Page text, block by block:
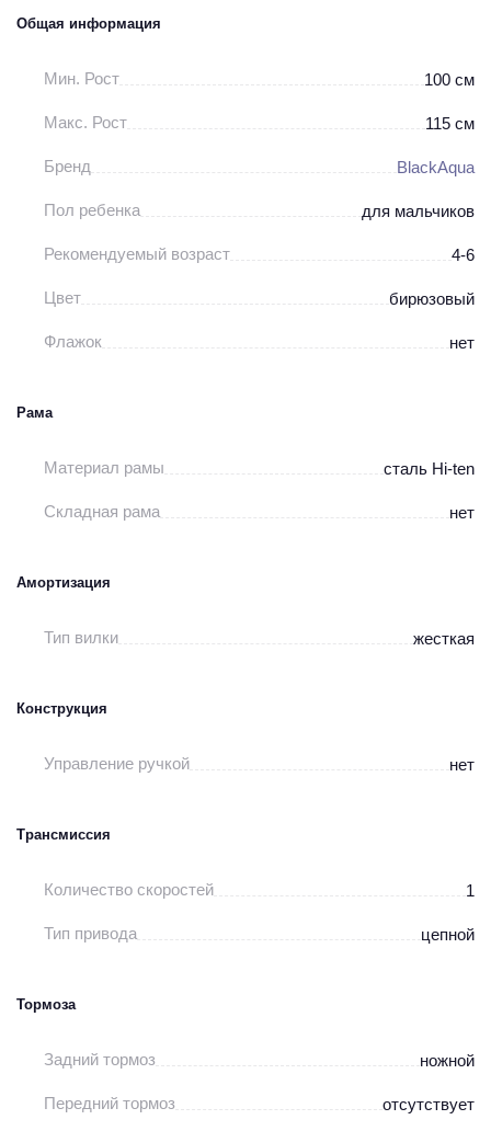
Общая информация
Мин. Рост 100 см
Макс. Рост 115 см
Бренд BlackAqua
Пол ребенка для мальчиков
Рекомендуемый возраст 4-6
Цвет бирюзовый
Флажок нет
Рама
Материал рамы сталь Hi-ten
Складная рама нет
Амортизация
Тип вилки жесткая
Конструкция
Управление ручкой нет
Трансмиссия
Количество скоростей 1
Тип привода цепной
Тормоза
Задний тормоз ножной
Передний тормоз отсутствует